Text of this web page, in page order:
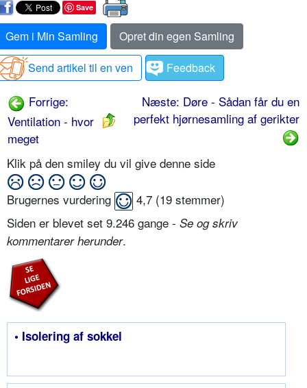
Save
Gem i Min Samling
Opret din egen Samling
Send artikel til en ven
Feedback
Forrige:
Ventilation - hvor
meget
Næste: Døre - Sådan får du en
perfekt hjørnesamling af gerikter
Klik på den smiley du vil give denne side
Brugernes vurdering 4,7 (19 stemmer)
Siden er blevet set 9.246 gange - Se og skriv
kommentarer herunder.
• Isolering af sokkel